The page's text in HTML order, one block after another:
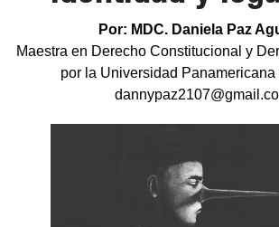
Por: MDC. Daniela Paz
Maestra en Derecho Constitucional y
por la Universidad Panamericana